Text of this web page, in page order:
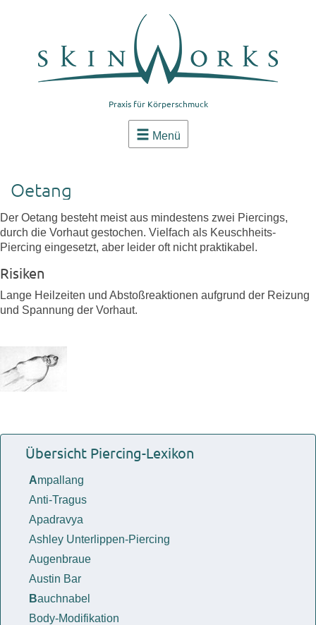
Praxis für Körperschmuck
Menü
Oetang
Der Oetang besteht meist aus mindestens zwei Piercings,
durch die Vorhaut gestochen. Vielfach als Keuschheits-
Piercing eingesetzt, aber leider oft nicht praktikabel.
Risiken
Lange Heilzeiten und Abstoßreaktionen aufgrund der Reizung
und Spannung der Vorhaut.
Übersicht Piercing-Lexikon
Ampallang
Anti-Tragus
Apadravya
Ashley Unterlippen-Piercing
Augenbraue
Austin Bar
Bauchnabel
Body-Modifikation